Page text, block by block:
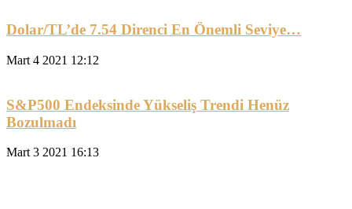
Dolar/TL’de 7.54 Direnci En Önemli Seviye…
Mart 4 2021 12:12
S&P500 Endeksinde Yükseliş Trendi Henüz
Bozulmadı
Mart 3 2021 16:13